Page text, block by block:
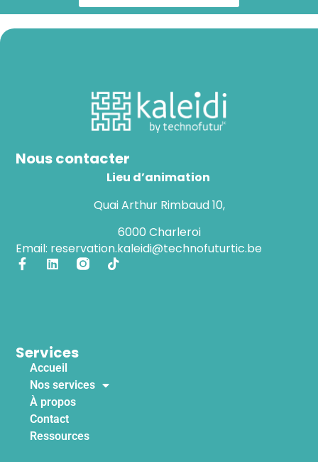
Services
Accueil
Nos services
À propos
Contact
Ressources
Nous contacter
Lieu d’animation
Quai Arthur Rimbaud 10,
6000 Charleroi
Email: reservation.kaleidi@technofuturtic.be